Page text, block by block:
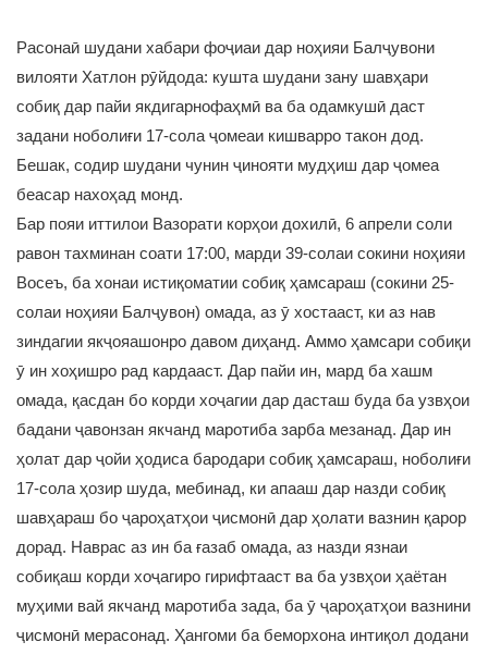
Расонаӣ шудани хабари фоҷиаи дар ноҳияи Балҷувони
вилояти Хатлон рӯйдода: кушта шудани зану шавҳари
собиқ дар пайи якдигарнофаҳмӣ ва ба одамкушӣ даст
задани ноболиғи 17-сола ҷомеаи кишварро такон дод.
Бешак, содир шудани чунин ҷинояти мудҳиш дар ҷомеа
беасар нахоҳад монд.
Бар пояи иттилои Вазорати корҳои дохилӣ, 6 апрели соли
равон тахминан соати 17:00, марди 39-солаи сокини ноҳияи
Восеъ, ба хонаи истиқоматии собиқ ҳамсараш (сокини 25-
солаи ноҳияи Балҷувон) омада, аз ӯ хостааст, ки аз нав
зиндагии якҷояашонро давом диҳанд. Аммо ҳамсари собиқи
ӯ ин хоҳишро рад кардааст. Дар пайи ин, мард ба хашм
омада, қасдан бо корди хоҷагии дар дасташ буда ба узвҳои
бадани ҷавонзан якчанд маротиба зарба мезанад. Дар ин
ҳолат дар ҷойи ҳодиса бародари собиқ ҳамсараш, ноболиғи
17-сола ҳозир шуда, мебинад, ки апааш дар назди собиқ
шавҳараш бо ҷароҳатҳои ҷисмонӣ дар ҳолати вазнин қарор
дорад. Наврас аз ин ба ғазаб омада, аз назди язнаи
собиқаш корди хоҷагиро гирифтааст ва ба узвҳои ҳаётан
муҳими вай якчанд маротиба зада, ба ӯ ҷароҳатҳои вазнини
ҷисмонӣ мерасонад. Ҳангоми ба беморхона интиқол додани